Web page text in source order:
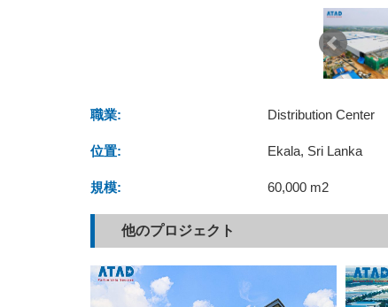
職業: Distribution Center
位置: Ekala, Sri Lanka
規模: 60,000 m2
他のプロジェクト